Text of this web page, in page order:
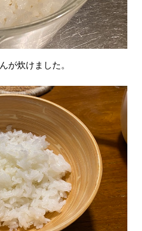
が炊けました。